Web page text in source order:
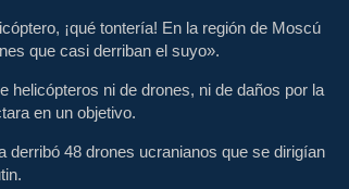
¡qué tontería! En la región de Moscú
que casi derriban el suyo».
helicópteros ni de drones, ni de daños por la
en un objetivo.
derribó 48 drones ucranianos que se dirigían